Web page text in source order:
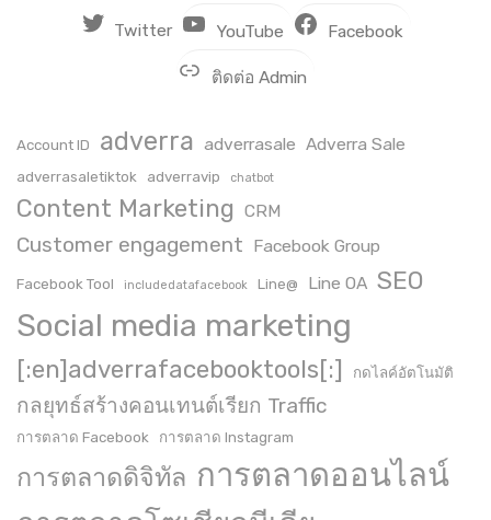
Twitter YouTube Facebook
ติดต่อ Admin
Account ID adverra adverrasale Adverra Sale
adverrasaletiktok adverravip chatbot
Content Marketing CRM
Customer engagement Facebook Group
Facebook Tool includedatafacebook Line@ Line OA SEO
Social media marketing
[:en]adverrafacebooktools[:] กดไลค์อัตโนมัติ
กลยุทธ์สร้างคอนเทนต์เรียก Traffic
การตลาด Facebook การตลาด Instagram
การตลาดดิจิทัล การตลาดออนไลน์